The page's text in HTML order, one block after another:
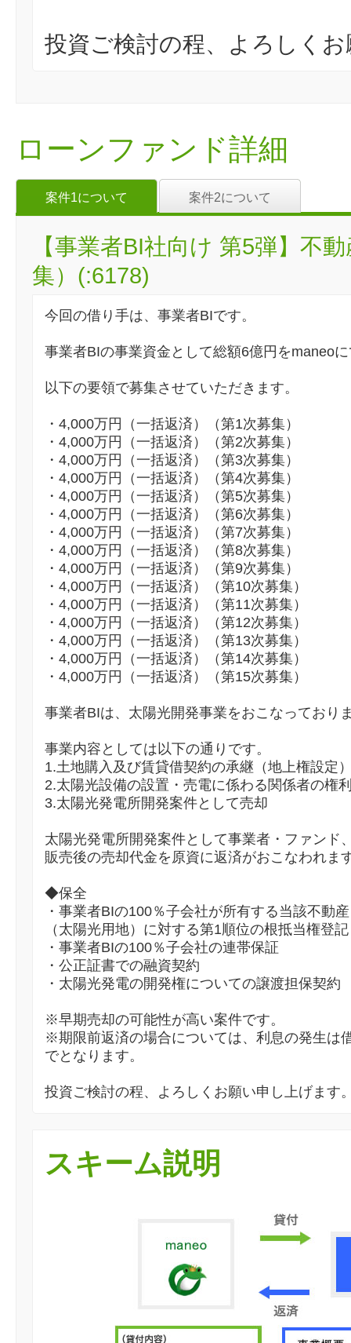
投資ご検討の程、よろしく
ローンファンド詳細
案件1について 案件2について
【事業者BI社向け 第5弾】不
集）(:6178)
今回の借り手は、事業者BIです。
事業者BIの事業資金として総額6億円をmaneo
以下の要領で募集させていただきます。
・4,000万円（一括返済）（第1次募集）
・4,000万円（一括返済）（第2次募集）
・4,000万円（一括返済）（第3次募集）
・4,000万円（一括返済）（第4次募集）
・4,000万円（一括返済）（第5次募集）
・4,000万円（一括返済）（第6次募集）
・4,000万円（一括返済）（第7次募集）
・4,000万円（一括返済）（第8次募集）
・4,000万円（一括返済）（第9次募集）
・4,000万円（一括返済）（第10次募集）
・4,000万円（一括返済）（第11次募集）
・4,000万円（一括返済）（第12次募集）
・4,000万円（一括返済）（第13次募集）
・4,000万円（一括返済）（第14次募集）
・4,000万円（一括返済）（第15次募集）
事業者BIは、太陽光開発事業をおこなっており
事業内容としては以下の通りです。
1.土地購入及び賃貸借契約の承継（地上権設定
2.太陽光設備の設置・売電に係わる関係者の権
3.太陽光発電所開発案件として売却
太陽光発電所開発案件として事業者・ファンド
販売後の売却代金を原資に返済がおこなわれま
◆保全
・事業者BIの100％子会社が所有する当該不動産
（太陽光用地）に対する第1順位の根抵当権登記
・事業者BIの100％子会社の連帯保証
・公正証書での融資契約
・太陽光発電の開発権についての譲渡担保契約
※早期売却の可能性が高い案件です。
※期限前返済の場合については、利息の発生は
でとなります。
投資ご検討の程、よろしくお願い申し上げます
スキーム説明